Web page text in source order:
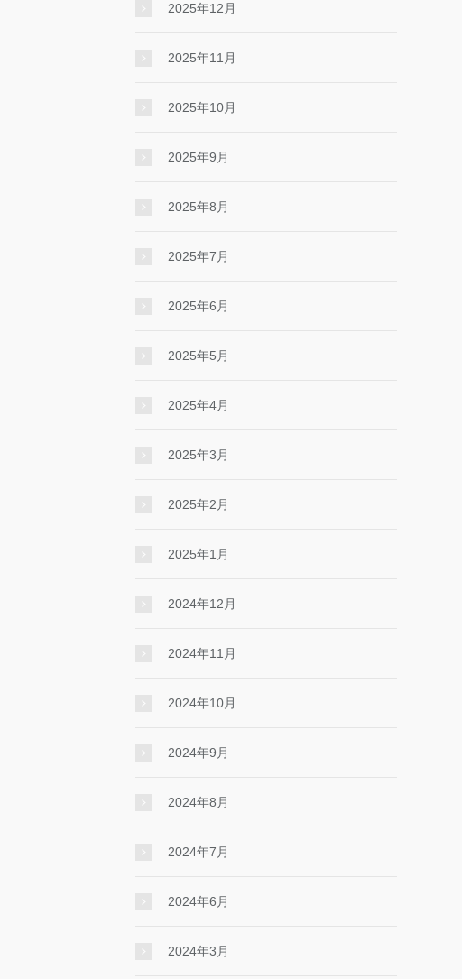
2025年12月
2025年11月
2025年10月
2025年9月
2025年8月
2025年7月
2025年6月
2025年5月
2025年4月
2025年3月
2025年2月
2025年1月
2024年12月
2024年11月
2024年10月
2024年9月
2024年8月
2024年7月
2024年6月
2024年3月